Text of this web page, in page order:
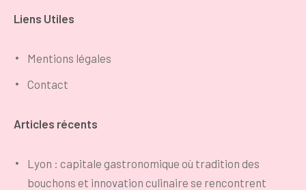
Liens Utiles
Mentions légales
Contact
Articles récents
Lyon : capitale gastronomique où tradition des
bouchons et innovation culinaire se rencontrent